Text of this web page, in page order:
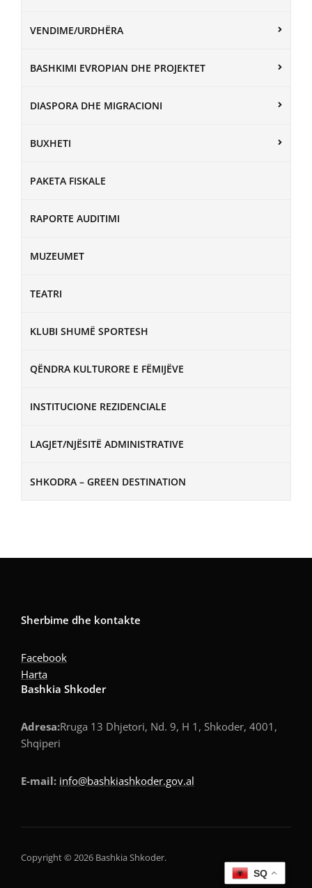
VENDIME/URDHËRA
BASHKIMI EVROPIAN DHE PROJEKTET
DIASPORA DHE MIGRACIONI
BUXHETI
PAKETA FISKALE
RAPORTE AUDITIMI
MUZEUMET
TEATRI
KLUBI SHUMË SPORTESH
QËNDRA KULTURORE E FËMIJËVE
INSTITUCIONE REZIDENCIALE
LAGJET/NJËSITË ADMINISTRATIVE
SHKODRA – GREEN DESTINATION
Sherbime dhe kontakte
Facebook
Harta
Bashkia Shkoder
Adresa:Rruga 13 Dhjetori, Nd. 9, H 1, Shkoder, 4001,
Shqiperi
E-mail: info@bashkiashkoder.gov.al
Copyright © 2026 Bashkia Shkoder.
SQ